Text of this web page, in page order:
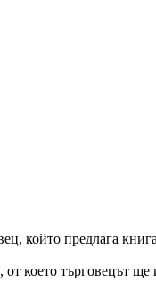
който предлага
което търговецът ще